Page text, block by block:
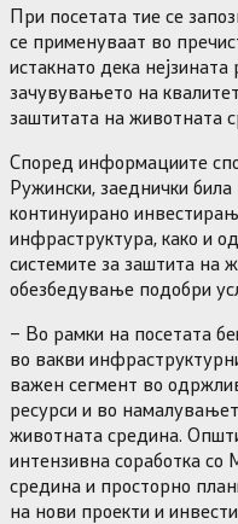
При посетата тие се
се применуваат во
истакнато дека
зачувувањето на
заштитата на животната
Според информациите
Ружински, заеднички
континуирано
инфраструктура, како и
системите за заштита на
обезбедување подобри
– Во рамки на посетата
во вакви
важен сегмент во
ресурси и во
животната средина.
интензивна соработка
средина и просторно
на нови проекти и